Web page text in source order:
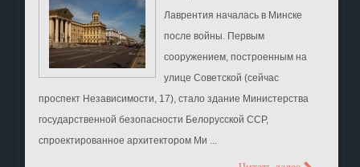
Лаврентия началась в Минске
после войны. Первым
сооружением, построенным на
улице Советской (сейчас
проспект Независимости, 17), стало здание Министерства
государственной безопасности Белорусской ССР,
спроектированное архитектором Ми ...